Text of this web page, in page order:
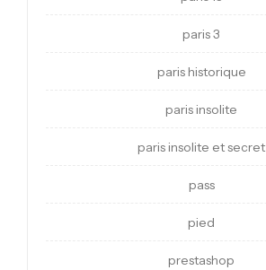
paris 3
paris historique
paris insolite
paris insolite et secret
pass
pied
prestashop